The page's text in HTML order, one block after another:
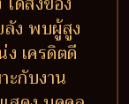
ง พบผู้สูง
เครดิตดี
ะกับงาน